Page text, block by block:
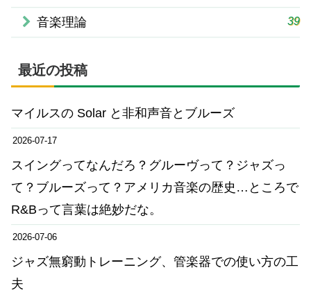
音楽理論 39
最近の投稿
マイルスの Solar と非和声音とブルーズ
2026-07-17
スイングってなんだろ？グルーヴって？ジャズっ
て？ブルーズって？アメリカ音楽の歴史…ところで
R&Bって言葉は絶妙だな。
2026-07-06
ジャズ無窮動トレーニング、管楽器での使い方の工
夫